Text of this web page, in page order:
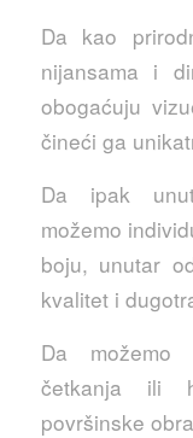
Da kao
nijansama i
obogaćuju
čineći ga
Da ipak
možemo
boju, unutar
kvalitet i
Da možemo
četkanja ili
površinske